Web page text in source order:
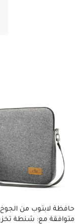
حافظة لابتوب من
متوافقة مع: شنطة